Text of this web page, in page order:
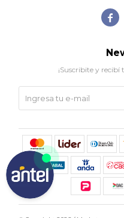

¡Suscribite y recibí